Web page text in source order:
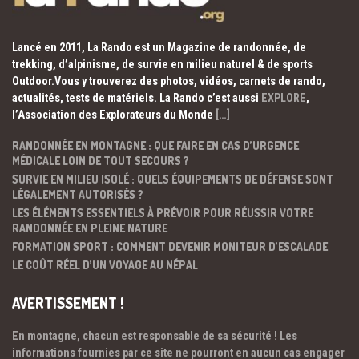
Lancé en 2011, La Rando est un Magazine de randonnée, de
trekking, d’alpinisme, de survie en milieu naturel & de sports
Outdoor.Vous y trouverez des photos, vidéos, carnets de rando,
actualités, tests de matériels. La Rando c’est aussi EXPLORE,
l’Association des Explorateurs du Monde […]
RANDONNÉE EN MONTAGNE : QUE FAIRE EN CAS D’URGENCE
MÉDICALE LOIN DE TOUT SECOURS ?
SURVIE EN MILIEU ISOLÉ : QUELS ÉQUIPEMENTS DE DÉFENSE SONT
LÉGALEMENT AUTORISÉS ?
LES ÉLÉMENTS ESSENTIELS À PRÉVOIR POUR RÉUSSIR VOTRE
RANDONNÉE EN PLEINE NATURE
FORMATION SPORT : COMMENT DEVENIR MONITEUR D’ESCALADE
LE COÛT RÉEL D’UN VOYAGE AU NÉPAL
AVERTISSEMENT !
En montagne, chacun est responsable de sa sécurité ! Les
informations fournies par ce site ne pourront en aucun cas engager